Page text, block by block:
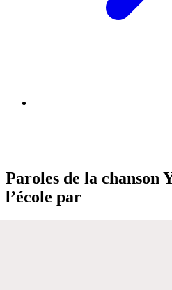
Paroles de la chanson
l’école par